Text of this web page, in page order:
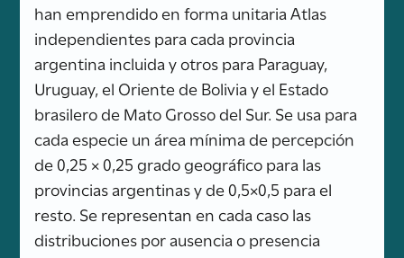
han emprendido en forma unitaria Atlas
independientes para cada provincia
argentina incluida y otros para Paraguay,
Uruguay, el Oriente de Bolivia y el Estado
brasilero de Mato Grosso del Sur. Se usa para
cada especie un área mínima de percepción
de 0,25 × 0,25 grado geográfico para las
provincias argentinas y de 0,5×0,5 para el
resto. Se representan en cada caso las
distribuciones por ausencia o presencia